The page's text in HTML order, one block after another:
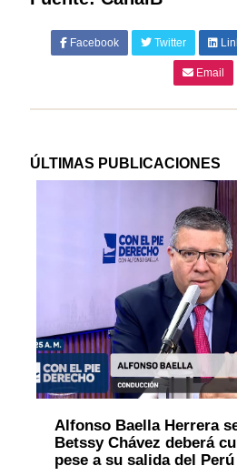
Facebook Twitter
Email
ÚLTIMAS PUBLICACIONES
Alfonso Baella Herrera
Betssy Chávez deberá
pese a su salida del Perú